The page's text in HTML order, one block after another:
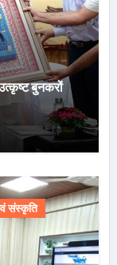
बुनकरों
संस्कृति